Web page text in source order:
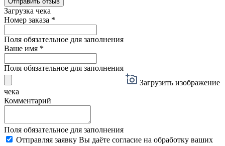
Загрузка чека
Номер заказа *
Поля обязательное для заполнения
Ваше имя *
Поля обязательное для заполнения
Загрузить изображение
чека
Комментарий
Поля обязательное для заполнения
Отправляя заявку Вы даёте согласие на обработку ваших